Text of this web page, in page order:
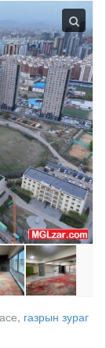
газрын зураг